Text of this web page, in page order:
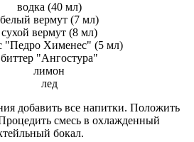
водка (40 мл)
белый вермут (7 мл)
сухой вермут (8 мл)
"Педро Хименес" (5 мл)
биттер "Ангостура"
лимон
лед
добавить все напитки. Положить
смесь в охлажденный
бокал.